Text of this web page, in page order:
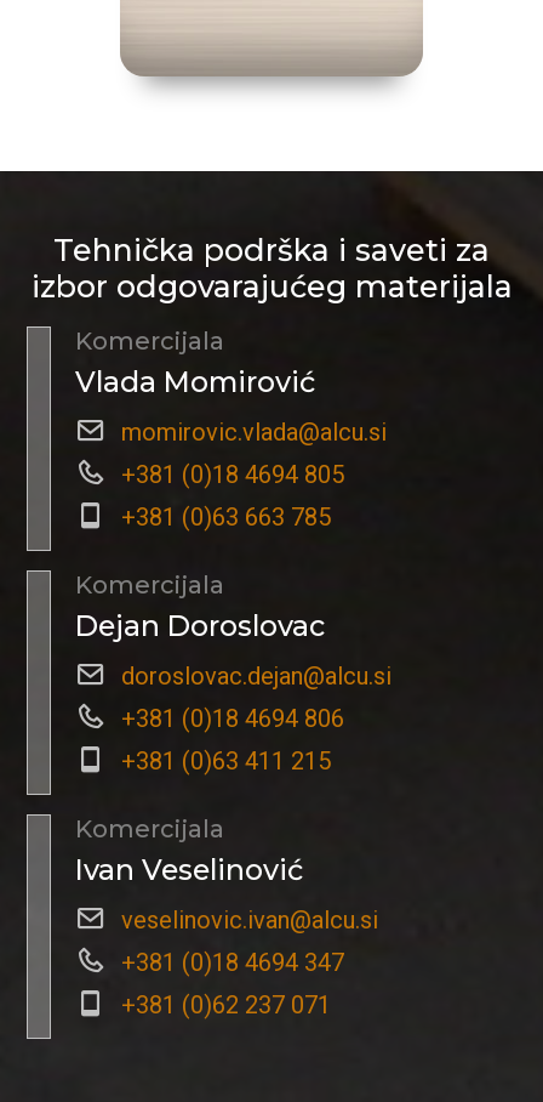
Tehnička podrška i saveti za
izbor odgovarajućeg materijala
Komercijala
Vlada Momirović
momirovic.vlada@alcu.si
+381 (0)18 4694 805
+381 (0)63 663 785
Komercijala
Dejan Doroslovac
doroslovac.dejan@alcu.si
+381 (0)18 4694 806
+381 (0)63 411 215
Komercijala
Ivan Veselinović
veselinovic.ivan@alcu.si
+381 (0)18 4694 347
+381 (0)62 237 071